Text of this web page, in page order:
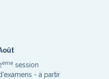
ème session
- à partir